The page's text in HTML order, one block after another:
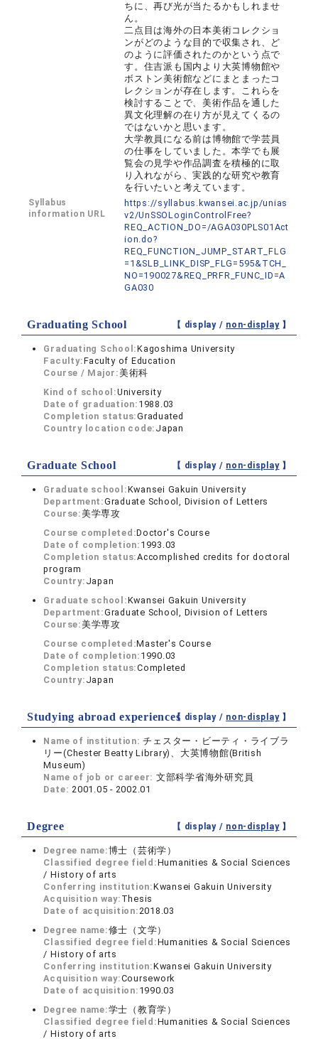
ちに、再び光が当たるかもしれませ
ん。
二点目は海外の日本美術コレクショ
ンがどのような目的で収集され、ど
のように評価されたのかという点で
す。住吉派も国内より大英博物館や
ボストン美術館などにまとまったコ
レクションが存在します。これらを
検討することで、美術作品を通した
異文化理解の在り方が見えてくるの
ではないかと思います。
大学教員になる前は博物館で学芸員
の仕事をしていました。本学でも展
覧会の見学や作品調査を積極的に取
り入れながら、実践的な研究や教育
を行いたいと考えています。
Syllabus
information URL
https://syllabus.kwansei.ac.jp/unias
v2/UnSSOLoginControlFree?
REQ_ACTION_DO=/AGA030PLS01Act
ion.do?
REQ_FUNCTION_JUMP_START_FLG
=1&SLB_LINK_DISP_FLG=595&TCH_
NO=190027&REQ_PRFR_FUNC_ID=A
GA030
Graduating School 【 display / non-display】
Graduating School:Kagoshima University
Faculty:Faculty of Education
Course / Major:美術科
Kind of school:University
Date of graduation: 1988.03
Completion status:Graduated
Country location code: Japan
Graduate School 【 display / non-display】
Graduate school:Kwansei Gakuin University
Department:Graduate School, Division of Letters
Course:美学専攻
Course completed:Doctor's Course
Date of completion: 1993.03
Completion status:Accomplished credits for doctoral
program
Country: Japan
Graduate school:Kwansei Gakuin University
Department:Graduate School, Division of Letters
Course:美学専攻
Course completed:Master's Course
Date of completion: 1990.03
Completion status:Completed
Country: Japan
Studying abroad experiences【 display / non-display】
Name of institution:チェスター・ビーティ・ライブラ
リー(Chester Beatty Library)、大英博物館(British
Museum)
Name of job or career: 文部科学省海外研究員
Date:2001.05 - 2002.01
Degree 【 display / non-display】
Degree name:博士（芸術学）
Classified degree field:Humanities & Social Sciences
/ History of arts
Conferring institution:Kwansei Gakuin University
Acquisition way: Thesis
Date of acquisition:2018.03
Degree name:修士（文学）
Classified degree field:Humanities & Social Sciences
/ History of arts
Conferring institution:Kwansei Gakuin University
Acquisition way:Coursework
Date of acquisition: 1990.03
Degree name:学士（教育学）
Classified degree field:Humanities & Social Sciences
/ History of arts